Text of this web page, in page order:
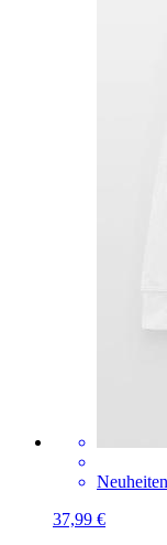
Neuheiten
37,99 €